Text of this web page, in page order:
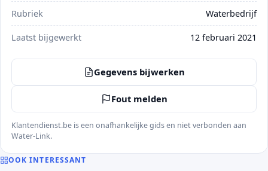
Rubriek Waterbedrijf
Laatst bijgewerkt 12 februari 2021
Gegevens bijwerken
Fout melden
Klantendienst.be is een onafhankelijke gids en niet verbonden aan
Water-Link.
OOK INTERESSANT